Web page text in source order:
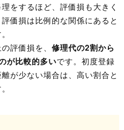
をするほど、評価損も大きく
価損は比例的な関係にあると
評価損を、 修理代の2割から
が比較的多いです。初度登録
が少ない場合は、高い割合と